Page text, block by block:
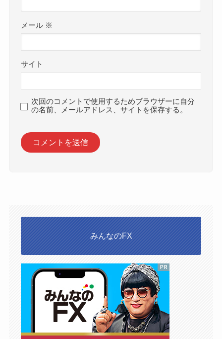
メール ※
サイト
次回のコメントで使用するためブラウザーに自分
の名前、メールアドレス、サイトを保存する。
みんなのFX